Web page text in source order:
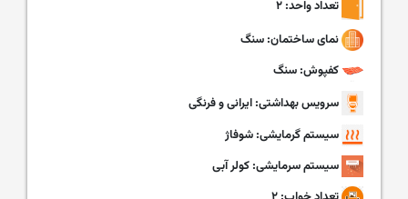
تعداد واحد: ۲
نمای ساختمان: سنگ
کفپوش: سنگ
سرویس بهداشتی: ایرانی و فرنگی
سیستم گرمایشی: شوفاژ
سیستم سرمایشی: کولر آبی